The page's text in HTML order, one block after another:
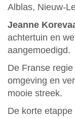
Alblas, Nieuw-
Jeanne
achtertuin en
aangemoedigd.
De Franse
omgeving en
mooie streek.
De korte